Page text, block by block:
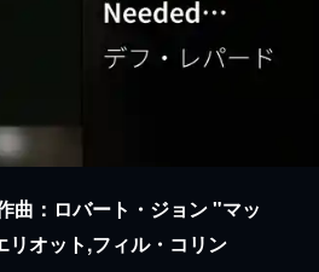
曲：ロバート・ジョン "マッ
リオット,フィル・コリン